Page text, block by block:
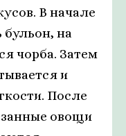
В начале
бульон, на
чорба. Затем
и
После
овощи